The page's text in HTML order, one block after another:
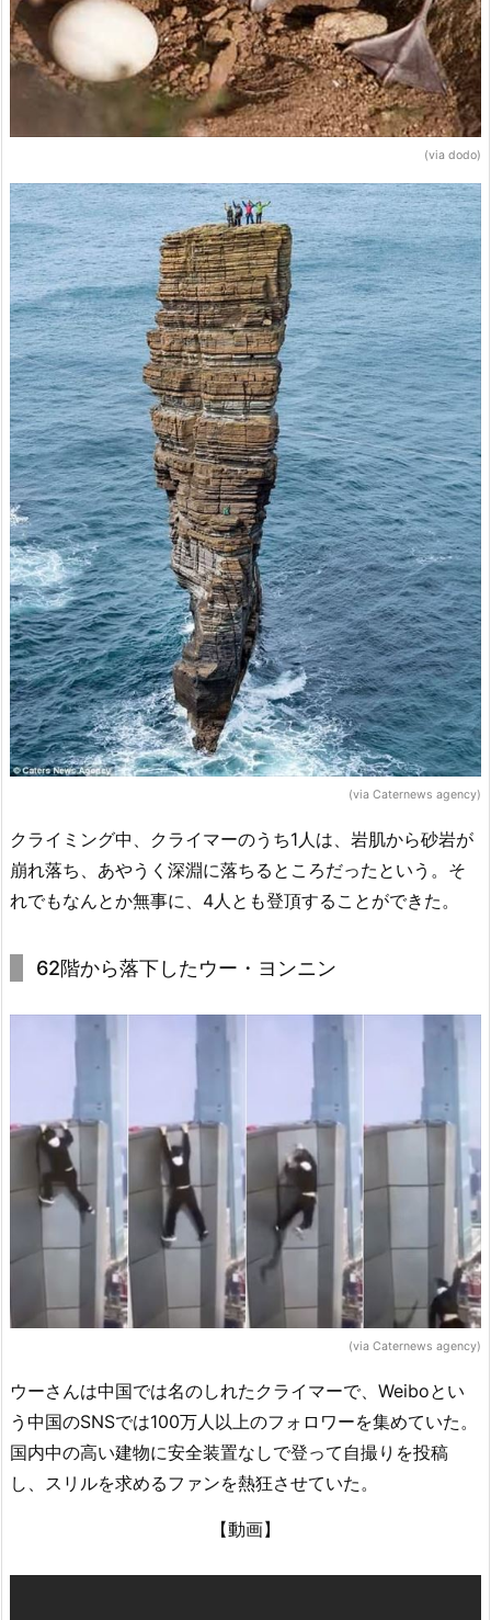
(via dodo)
(via Caternews agency)
クライミング中、クライマーのうち1人は、岩肌から砂岩が
崩れ落ち、あやうく深淵に落ちるところだったという。そ
れでもなんとか無事に、4人とも登頂することができた。
62階から落下したウー・ヨンニン
(via Caternews agency)
ウーさんは中国では名のしれたクライマーで、Weiboとい
う中国のSNSでは100万人以上のフォロワーを集めていた。
国内中の高い建物に安全装置なしで登って自撮りを投稿
し、スリルを求めるファンを熱狂させていた。
【動画】